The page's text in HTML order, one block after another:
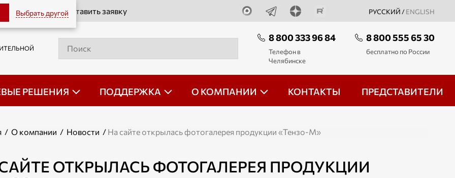
Выбрать другой РУССКИЙ / ENGLISH
Оставить заявку
8 800 333 96 84
Телефон в
Челябинске
8 800 555 65 30
бесплатно по России
РЕШЕНИЯ ПОДДЕРЖКА О КОМПАНИИ КОНТАКТЫ ПРЕДСТАВИТЕЛИ
/ О компании / Новости / На сайте открылась фотогалерея продукции «Тензо-М»
ОТКРЫЛАСЬ ФОТОГАЛЕРЕЯ ПРОДУКЦИИ